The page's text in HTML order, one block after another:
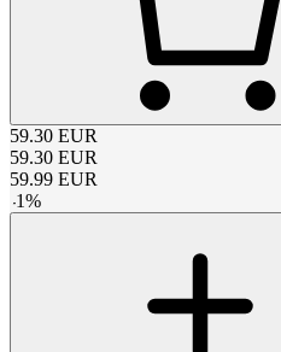
59.30 EUR
59.30 EUR
59.99 EUR
-1%